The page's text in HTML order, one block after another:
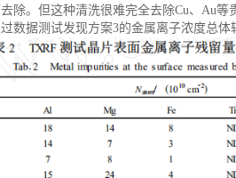
除。但这种清洗很难完全去除Cu、Au
数据测试发现方案3的金属离子浓度总体